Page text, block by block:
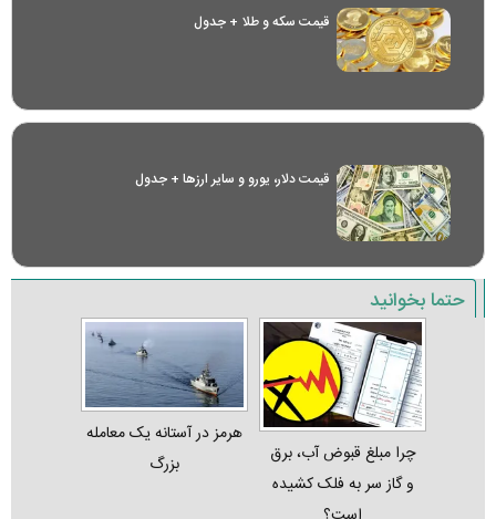
قیمت سکه و طلا + جدول
قیمت دلار، یورو و سایر ارز‌ها + جدول
حتما بخوانید
چرا مبلغ قبوض آب، برق
و گاز سر به فلک کشیده
هرمز در آستانه یک معامله
بزرگ